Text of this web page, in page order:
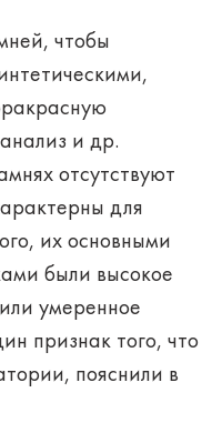
чтобы
и др.
отсутствуют
для
их основными
были высокое
умеренное
признак того, что
пояснили в